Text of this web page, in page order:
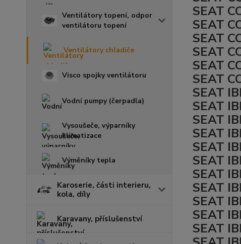
Ventilátory topení, odpor
ventilátoru topení
Ventilátory chladiče
Visco spojky ventilátoru
Vodní pumpy (čerpadla)
Vysoušeče, výparníky
klimatizace
Výměníky tepla
Karoserie, části interieru,
kola, díly
Karavany, příslušenství
SEAT
SEAT
SEAT
SEAT
SEAT
SEAT
SEAT
SEAT
SEAT
SEAT
SEAT
SEAT
SEAT
SEAT
SEAT
SEAT
SEAT